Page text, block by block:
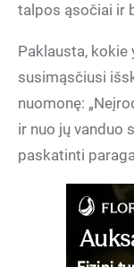
talpos ąsočiai ir
Paklausta, kokie
susimąsčiusi
nuomonę:
ir nuo jų vanduo
paskatinti